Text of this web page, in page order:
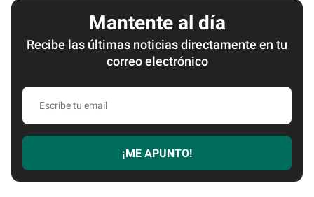
Mantente al día
Recibe las últimas noticias directamente en tu
correo electrónico
Escribe
email
¡ME APUNTO!